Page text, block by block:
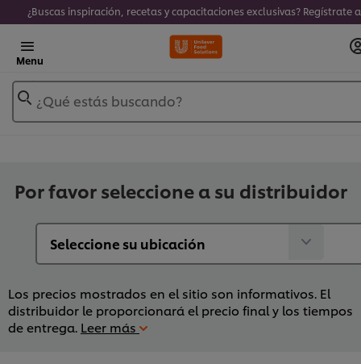
Menu
¿Qué estás buscando?
Por favor seleccione a su distribuidor
Los precios mostrados en el sitio son informativos. El
distribuidor le proporcionará el precio final y los tiempos
de entrega. Leer más